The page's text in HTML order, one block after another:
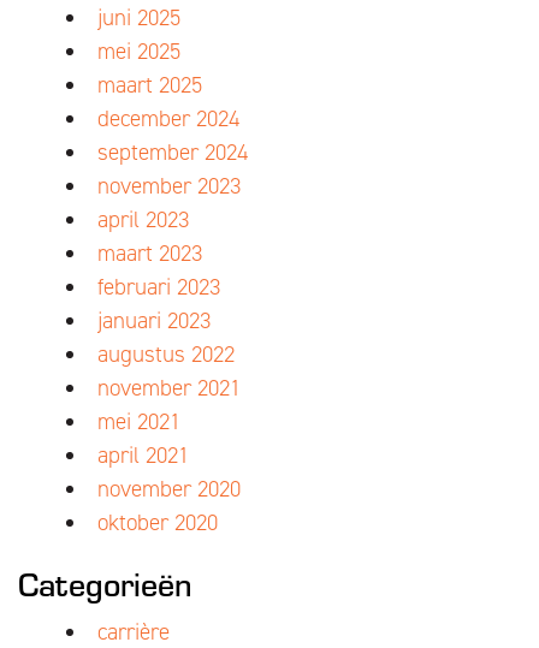
juni 2025
mei 2025
maart 2025
december 2024
september 2024
november 2023
april 2023
maart 2023
februari 2023
januari 2023
augustus 2022
november 2021
mei 2021
april 2021
november 2020
oktober 2020
Categorieën
carrière